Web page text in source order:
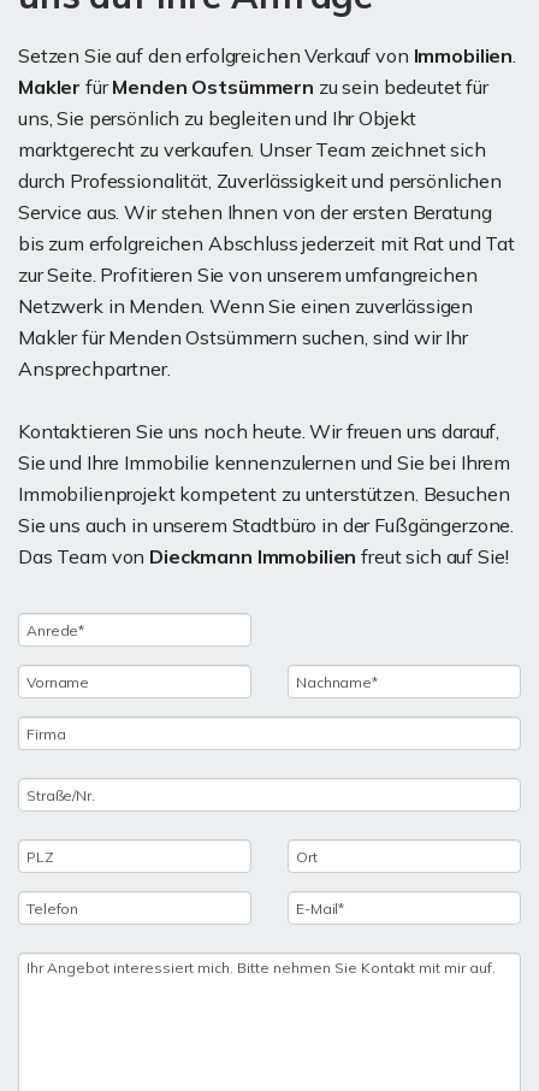
Setzen Sie auf den erfolgreichen Verkauf von Immobilien.
Makler fürMenden Ostsümmern zu sein bedeutet für
uns, Sie persönlich zu begleiten und Ihr Objekt
marktgerecht zu verkaufen. Unser Team zeichnet sich
durch Professionalität, Zuverlässigkeit und persönlichen
Service aus. Wir stehen Ihnen von der ersten Beratung
bis zum erfolgreichen Abschluss jederzeit mit Rat und Tat
zur Seite. Profitieren Sie von unserem umfangreichen
Netzwerk in Menden. Wenn Sie einen zuverlässigen
Makler für Menden Ostsümmern suchen, sind wir Ihr
Ansprechpartner.
Kontaktieren Sie uns noch heute. Wir freuen uns darauf,
Sie und Ihre Immobilie kennenzulernen und Sie bei Ihrem
Immobilienprojekt kompetent zu unterstützen. Besuchen
Sie uns auch in unserem Stadtbüro in der Fußgängerzone.
Das Team von Dieckmann Immobilien freut sich auf Sie!